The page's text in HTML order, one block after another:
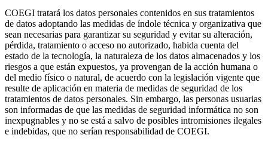
COEGI tratará los datos personales contenidos en sus tratamientos
de datos adoptando las medidas de índole técnica y organizativa que
sean necesarias para garantizar su seguridad y evitar su alteración,
pérdida, tratamiento o acceso no autorizado, habida cuenta del
estado de la tecnología, la naturaleza de los datos almacenados y los
riesgos a que están expuestos, ya provengan de la acción humana o
del medio físico o natural, de acuerdo con la legislación vigente que
resulte de aplicación en materia de medidas de seguridad de los
tratamientos de datos personales. Sin embargo, las personas usuarias
son informadas de que las medidas de seguridad informática no son
inexpugnables y no se está a salvo de posibles intromisiones ilegales
e indebidas, que no serían responsabilidad de COEGI.